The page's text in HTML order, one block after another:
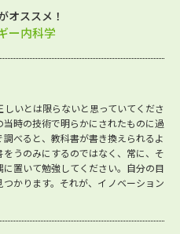
オススメ！
ー内科学
いとは限らないと思っていてくださ
時の技術で明らかにされたものに過
べると、教科書が書き換えられるよ
うのみにするのではなく、常に、そ
置いて勉強してください。自分の目
かります。それが、イノベーション